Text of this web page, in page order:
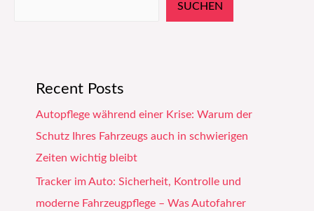
SUCHEN
Recent Posts
Autopflege während einer Krise: Warum der
Schutz Ihres Fahrzeugs auch in schwierigen
Zeiten wichtig bleibt
Tracker im Auto: Sicherheit, Kontrolle und
moderne Fahrzeugpflege – Was Autofahrer